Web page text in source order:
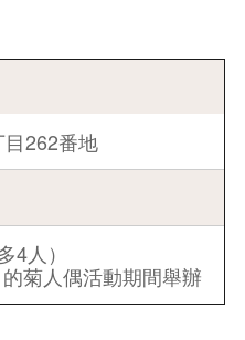
262番地
4人）
菊人偶活動期間舉辦